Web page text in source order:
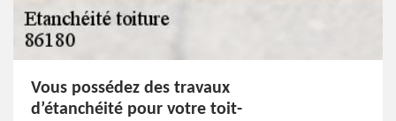
Vous possédez des travaux
d’étanchéité pour votre toit-